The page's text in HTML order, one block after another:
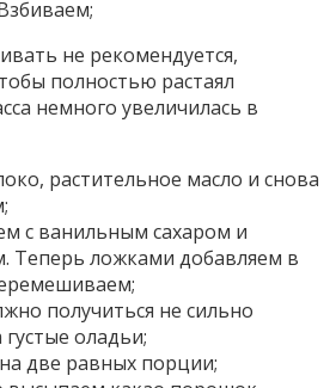
не рекомендуется,
полностью растаял
немного увеличилась в
растительное масло и снова
с ванильным сахаром и
Теперь ложками добавляем в
получиться не сильно
оладьи;
две равных порции;